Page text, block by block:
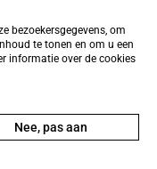
Battery→ Delta
Delta Max 1600
Max 2000
Max 1600 →
bezoekersgegevens, om
te tonen en om u een
informatie over de cookies
Nee, pas aan